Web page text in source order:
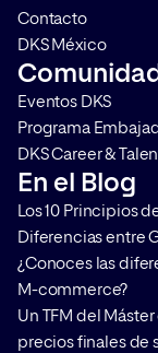
Contacto
DKS México
Comunidad
Eventos DKS
Programa
DKS Career &
En el Blog
Los 10 Principios
Diferencias entre
¿Conoces las
M-commerce?
Un TFM del
precios finales de